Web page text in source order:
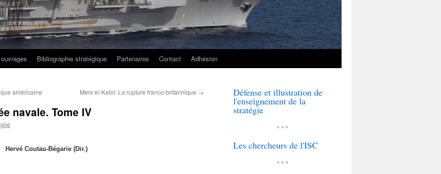
Bibliographie stratégique Partenaires Contact Adhésion
américaine Mers el-Kebir. La rupture franco-britannique →
navale. Tome IV
Hervé Coutau-Bégarie (Dir.)
Défense et illustration de
l'enseignement de la
stratégie
* * *
Les chercheurs de l'ISC
* * *